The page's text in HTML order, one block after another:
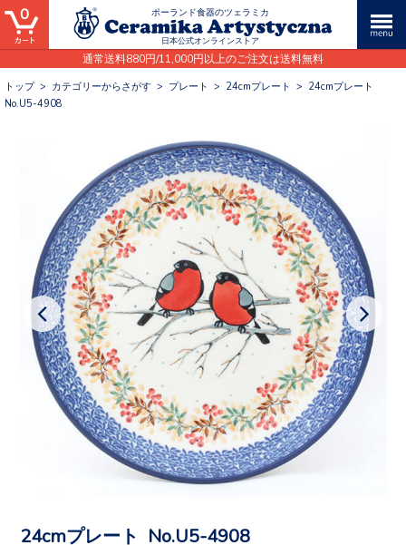
ポーランド食器のツェラミカ
日本公式オンラインストア
通常送料880円/11,000円以上のご注文は送料無料
0
トップ> カテゴリーからさがす > プレート > 24cmプレート > 24cmプレート
No.U5-4908
24cmプレート No.U5-4908